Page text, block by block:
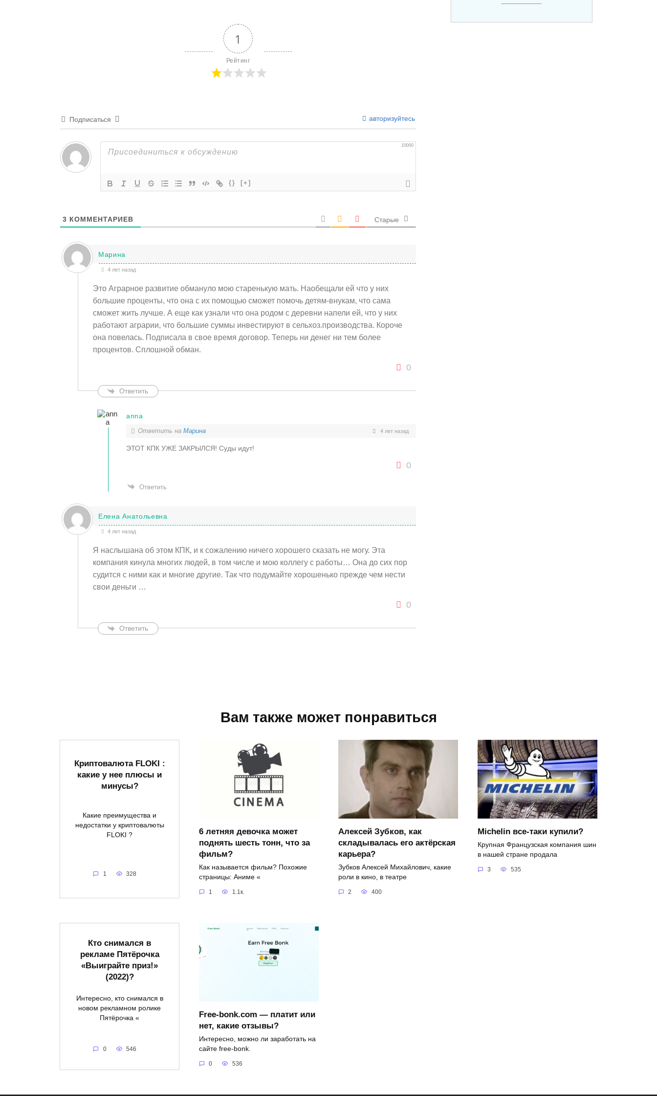
1
Рейтинг
Подписаться авторизуйтесь
10000
{} [+]
3 КОММЕНТАРИЕВ Старые
Марина
4 лет назад
Это Аграрное развитие обмануло мою старенькую мать. Наобещали ей что у них
большие проценты, что она с их помощью сможет помочь детям-внукам, что сама
сможет жить лучше. А еще как узнали что она родом с деревни напели ей, что у них
работают аграрии, что большие суммы инвестируют в сельхоз.производства. Короче
она повелась. Подписала в свое время договор. Теперь ни денег ни тем более
процентов. Сплошной обман.
0
Ответить
anna
Ответить на Марина 4 лет назад
ЭТОТ КПК УЖЕ ЗАКРЫЛСЯ! Суды идут!
0
Ответить
Елена Анатольевна
4 лет назад
Я наслышана об этом КПК, и к сожалению ничего хорошего сказать не могу. Эта
компания кинула многих людей, в том числе и мою коллегу с работы… Она до сих пор
судится с ними как и многие другие. Так что подумайте хорошенько прежде чем нести
свои деньги …
0
Ответить
Вам также может понравиться
Криптовалюта FLOKI :
какие у нее плюсы и
минусы?
Какие преимущества и
недостатки у криптовалюты
FLOKI ?
1 328
6 летняя девочка может
поднять шесть тонн, что за
фильм?
Как называется фильм? Похожие
страницы: Аниме «
1 1.1к.
Алексей Зубков, как
складывалась его актёрская
карьера?
Зубков Алексей Михайлович, какие
роли в кино, в театре
2 400
Michelin все-таки купили?
Крупная Французская компания шин
в нашей стране продала
3 535
Кто снимался в
рекламе Пятёрочка
«Выиграйте приз!»
(2022)?
Интересно, кто снимался в
новом рекламном ролике
Пятёрочка «
0 546
Free-bonk.com — платит или
нет, какие отзывы?
Интересно, можно ли заработать на
сайте free-bonk.
0 536